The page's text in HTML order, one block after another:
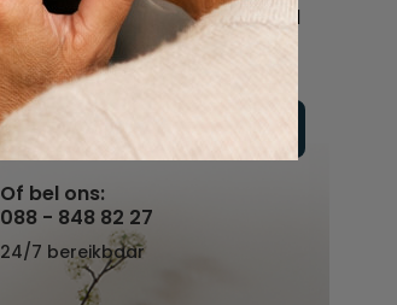
vrijblijvend voor hulp na
een overlijden.
Vul hier uw wensen in
Of bel ons:
088 - 848 82 27
24/7 bereikbaar